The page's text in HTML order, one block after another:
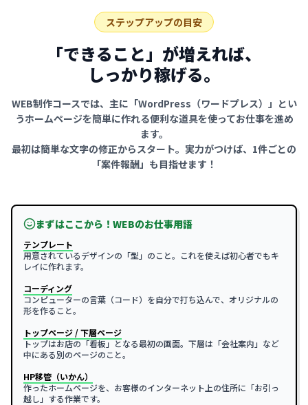
ステップアップの目安
「できること」が増えれば、
しっかり稼げる。
WEB制作コースでは、主に「WordPress（ワードプレス）」とい
うホームページを簡単に作れる便利な道具を使ってお仕事を進め
ます。
最初は簡単な文字の修正からスタート。実力がつけば、1件ごとの
「案件報酬」も目指せます！
まずはここから！WEBのお仕事用語
テンプレート
用意されているデザインの「型」のこと。これを使えば初心者でもキ
レイに作れます。
コーディング
コンピューターの言葉（コード）を自分で打ち込んで、オリジナルの
形を作ること。
トップページ / 下層ページ
トップはお店の「看板」となる最初の画面。下層は「会社案内」など
中にある別のページのこと。
HP移管（いかん）
作ったホームページを、お客様のインターネット上の住所に「お引っ
越し」する作業です。